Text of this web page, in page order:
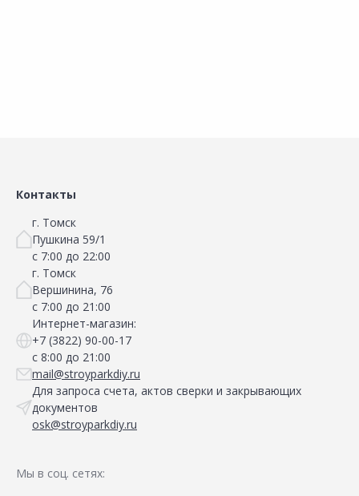
Контакты
г. Томск
Пушкина 59/1
с 7:00 до 22:00
г. Томск
Вершинина, 76
с 7:00 до 21:00
Интернет-магазин:
+7 (3822) 90-00-17
с 8:00 до 21:00
mail@stroyparkdiy.ru
Для запроса счета, актов сверки и закрывающих
документов
osk@stroyparkdiy.ru
Мы в соц. сетях: